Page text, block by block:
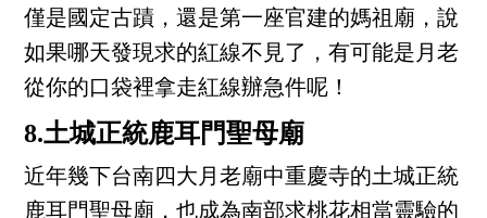
僅是國定古蹟，還是第一座官建的媽祖廟，說
如果哪天發現求的紅線不見了，有可能是月老
從你的口袋裡拿走紅線辦急件呢！
8.土城正統鹿耳門聖母廟
近年幾下台南四大月老廟中重慶寺的土城正統
鹿耳門聖母廟，也成為南部求桃花相當靈驗的